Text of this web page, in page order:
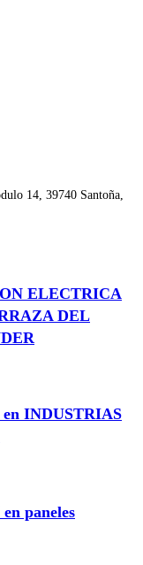
14, 39740 Santoña,
ELECTRICA
DEL
INDUSTRIAS
paneles